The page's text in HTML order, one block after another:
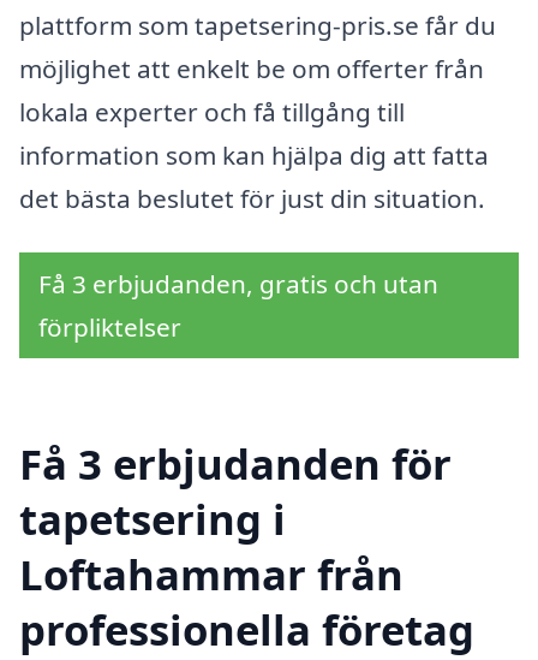
plattform som tapetsering-pris.se får du
möjlighet att enkelt be om offerter från
lokala experter och få tillgång till
information som kan hjälpa dig att fatta
det bästa beslutet för just din situation.
Få 3 erbjudanden, gratis och utan
förpliktelser
Få 3 erbjudanden för
tapetsering i
Loftahammar från
professionella företag